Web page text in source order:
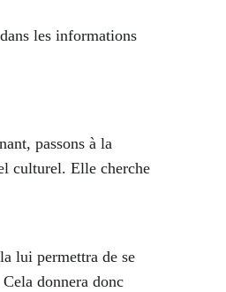
les informations
passons à la
culturel. Elle cherche
lui permettra de se
donnera donc